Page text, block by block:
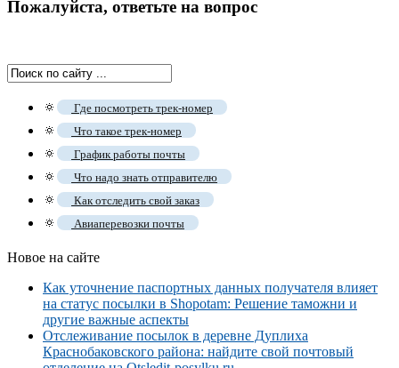
Пожалуйста, ответьте на вопрос
🔅 Где посмотреть трек-номер
🔅 Что такое трек-номер
🔅 График работы почты
🔅 Что надо знать отправителю
🔅 Как отследить свой заказ
🔅 Авиаперевозки почты
Новое на сайте
Как уточнение паспортных данных получателя влияет
на статус посылки в Shopotam: Решение таможни и
другие важные аспекты
Отслеживание посылок в деревне Дуплиха
Краснобаковского района: найдите свой почтовый